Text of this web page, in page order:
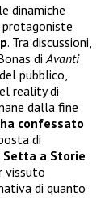
dinamiche
. Tra discussioni,
di Avanti
pubblico,
reality di
dalla fine
confessato
di
Setta a Storie
vissuto
di quanto